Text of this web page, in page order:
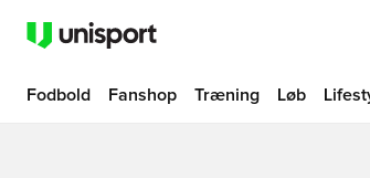
Fodbold Fanshop Træning Løb